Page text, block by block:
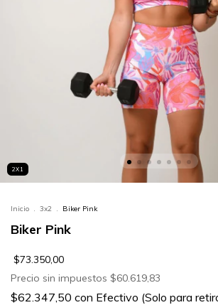
2X1
Inicio . 3x2 . Biker Pink
Biker Pink
$73.350,00
Precio sin impuestos $60.619,83
$62.347,50 con Efectivo (Solo para